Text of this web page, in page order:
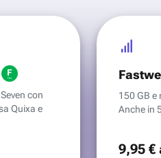
con
Quixa e
150 GB e
Anche in
9,95 €